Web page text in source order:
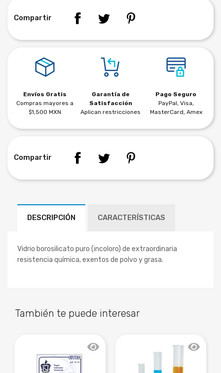
Compartir
Envíos Gratis
Compras mayores a
$1,500 MXN
Garantía de
Satisfacción
Aplican restricciones
Pago Seguro
PayPal, Visa,
MasterCard, Amex
Compartir
DESCRIPCIÓN CARACTERÍSTICAS
Vidrio borosilicato puro (incoloro) de extraordinaria
resistencia química, exentos de polvo y grasa.
También te puede interesar